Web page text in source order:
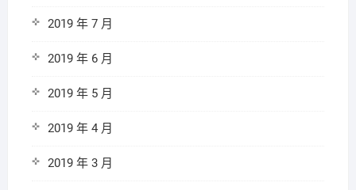
2019 年 7 月
2019 年 6 月
2019 年 5 月
2019 年 4 月
2019 年 3 月